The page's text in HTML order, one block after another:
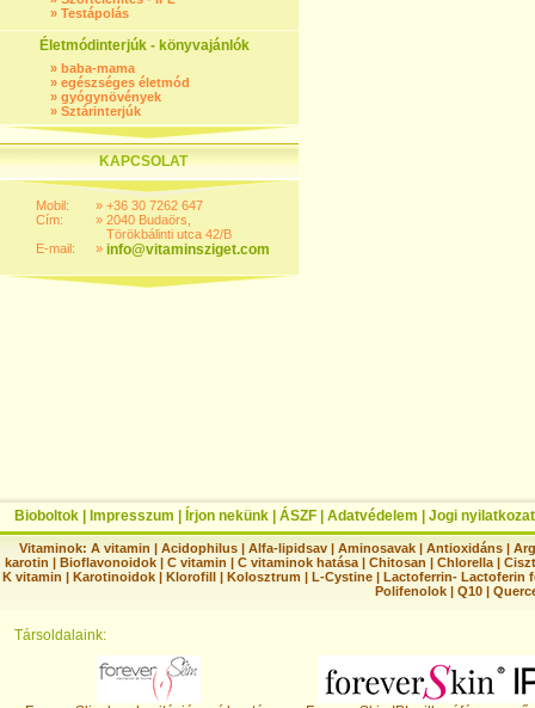
» Testápolás
Életmódinterjúk - könyvajánlók
» baba-mama
» egészséges életmód
» gyógynövények
» Sztárinterjúk
KAPCSOLAT
Mobil:
Cím:
E-mail:
»
»
»
+36 30 7262 647
2040 Budaörs,
Törökbálinti utca 42/B
info@vitaminsziget.com
Bioboltok Impresszum Írjon nekünk ÁSZF Adatvédelem Jogi nyilatkozat
Vitaminok: A vitamin |Acidophilus |Alfa-lipidsav |Aminosavak |Antioxidáns |
karotin | Bioflavonoidok | C vitamin | C vitaminok hatása | Chitosan | Chlorella |
K vitamin | Karotinoidok | Klorofill | Kolosztrum | L-Cystine | Lactoferrin- Lactoferin
Polifenolok |Q10 |
Társoldalaink: